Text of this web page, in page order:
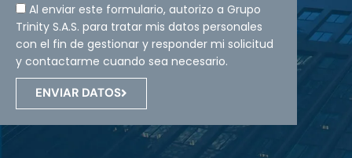
Al enviar este formulario, autorizo a Grupo
Trinity S.A.S. para tratar mis datos personales
con el fin de gestionar y responder mi solicitud
y contactarme cuando sea necesario.
ENVIAR DATOS